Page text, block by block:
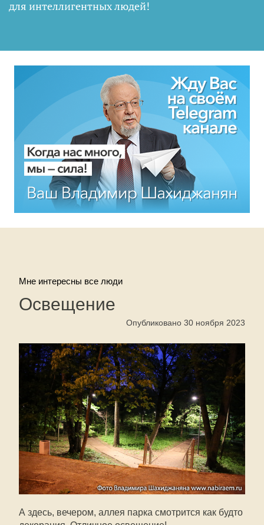
для интеллигентных людей!
Мне интересны все люди
Освещение
Опубликовано 30 ноября 2023
А здесь, вечером, аллея парка смотрится как будто